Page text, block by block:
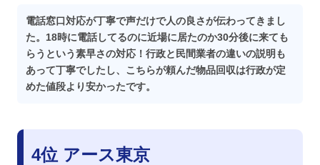
電話窓口対応が丁寧で声だけで人の良さが伝わってきまし
た。18時に電話してるのに近場に居たのか30分後に来ても
らうという素早さの対応！行政と民間業者の違いの説明も
あって丁寧でしたし、こちらが頼んだ物品回収は行政が定
めた値段より安かったです。
4位 アース東京